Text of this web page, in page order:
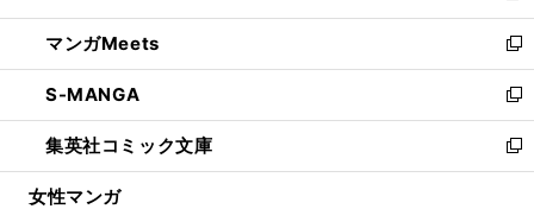
開
く
ウ
で
開
く
ン
ド
ウ
で
開
く
ウ
ィ
ン
ド
ウ
で
開
し
い
ウ
ィ
ン
ド
ウ
マンガMeets
新
し
い
ウ
ィ
ン
S-MANGA
新
し
い
ウ
集英社コミック文庫
新
し
女性マンガ